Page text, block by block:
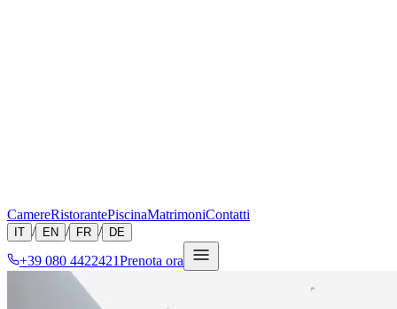
CamereRistorantePiscinaMatrimoniContatti
IT / EN / FR / DE
+39 080 4422421Prenota ora